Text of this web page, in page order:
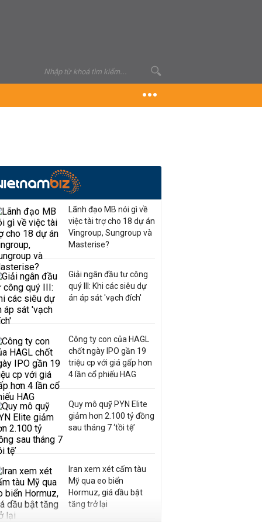
Lãnh đạo MB nói gì về
việc tài trợ cho 18 dự án
Vingroup, Sungroup và
Masterise?
Giải ngân đầu tư công
quý III: Khi các siêu dự
án áp sát 'vạch đích'
Công ty con của HAGL
chốt ngày IPO gần 19
triệu cp với giá gấp hơn
4 lần cổ phiếu HAG
Quy mô quỹ PYN Elite
giảm hơn 2.100 tỷ đồng
sau tháng 7 ‘tồi tệ’
Iran xem xét cấm tàu
Mỹ qua eo biển
Hormuz, giá dầu bật
tăng trở lại